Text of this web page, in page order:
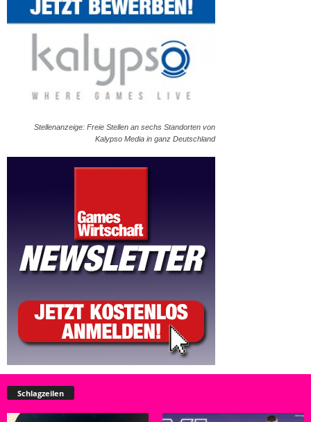
Stellenanzeige: Freie Stellen an sechs Standorten von
Kalypso Media in ganz Deutschland
Schlagzeilen